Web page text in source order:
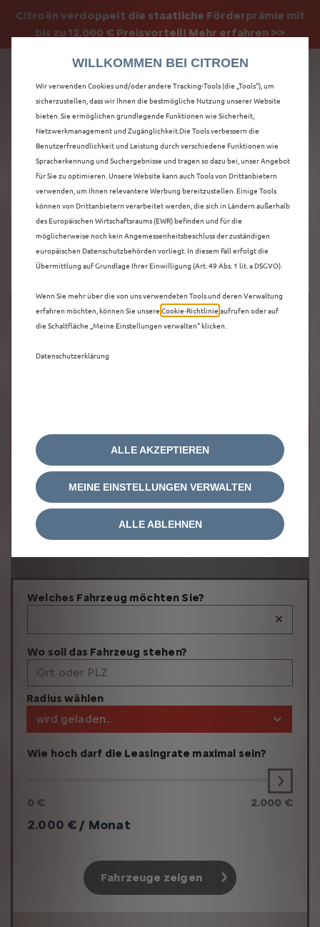
Citroën verdoppelt die staatliche Förderprämie mit
bis zu 12.000 € Preisvorteil! Mehr erfahren >>
Citroën verdoppelt die Förderprämie - 3.000 €
Grundförderung für jeden! Mehr erfahren >>
ENTDECKEN SIE ALLE
Ë-C4 X
VORFÜHRWAGEN IN
PFORZHEIM
akzeptieren Sie bitte die für
Marketing/Werbung relevanten-Cookies.
Welches Fahrzeug möchten Sie?
×
Wo soll das Fahrzeug stehen?
Ort oder PLZ
Radius wählen
wird geladen...
Wie hoch darf die Leasingrate maximal sein?
0 € 2.000 €
2.000 € / Monat
Fahrzeuge zeigen
WILLKOMMEN BEI CITROEN
Wir verwenden Cookies und/oder andere Tracking-Tools (die „Tools“), um
sicherzustellen, dass wir Ihnen die bestmögliche Nutzung unserer Website
bieten. Sie ermöglichen grundlegende Funktionen wie Sicherheit,
Netzwerkmanagement und Zugänglichkeit.Die Tools verbessern die
Benutzerfreundlichkeit und Leistung durch verschiedene Funktionen wie
Spracherkennung und Suchergebnisse und tragen so dazu bei, unser Angebot
für Sie zu optimieren. Unsere Website kann auch Tools von Drittanbietern
verwenden, um Ihnen relevantere Werbung bereitzustellen. Einige Tools
können von Drittanbietern verarbeitet werden, die sich in Ländern außerhalb
des Europäischen Wirtschaftsraums (EWR) befinden und für die
möglicherweise noch kein Angemessenheitsbeschluss der zuständigen
europäischen Datenschutzbehörden vorliegt. In diesem Fall erfolgt die
Übermittlung auf Grundlage Ihrer Einwilligung (Art. 49 Abs. 1 lit. a DSGVO).
Wenn Sie mehr über die von uns verwendeten Tools und deren Verwaltung
erfahren möchten, können Sie unsere Cookie‑Richtlinie aufrufen oder auf
die Schaltfläche „Meine Einstellungen verwalten“ klicken.
Datenschutzerklärung
MEINE EINSTELLUNGEN VERWALTEN
ALLE AKZEPTIEREN
ALLE ABLEHNEN